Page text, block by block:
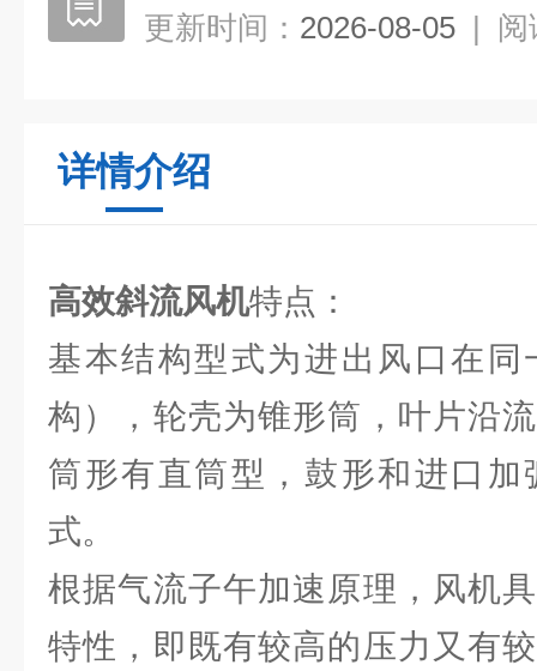
更新时间： 2026-08-05 | 阅
详情介绍
高效斜流风机特点：
基本结构型式为进出风口在
构），轮壳为锥形筒，叶片沿
筒形有直筒型，鼓形和进口
式。
根据气流子午加速原理，风机
特性，即既有较高的压力又有